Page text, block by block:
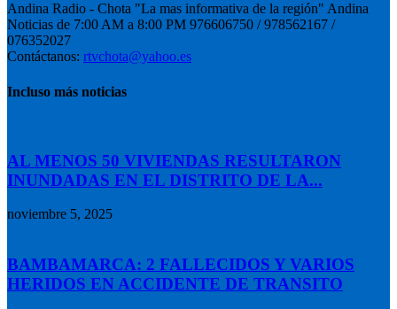
Andina Radio - Chota "La mas informativa de la región" Andina
Noticias de 7:00 AM a 8:00 PM 976606750 / 978562167 /
076352027
Contáctanos: rtvchota@yahoo.es
Incluso más noticias
AL MENOS 50 VIVIENDAS RESULTARON
INUNDADAS EN EL DISTRITO DE LA...
noviembre 5, 2025
BAMBAMARCA: 2 FALLECIDOS Y VARIOS
HERIDOS EN ACCIDENTE DE TRANSITO